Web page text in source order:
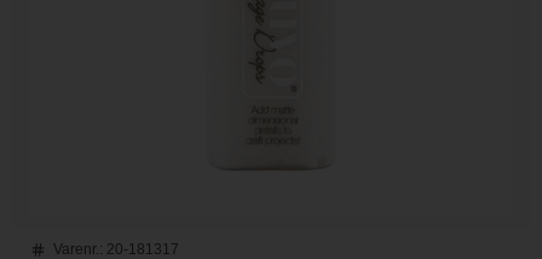
Varenr.: 20-181317